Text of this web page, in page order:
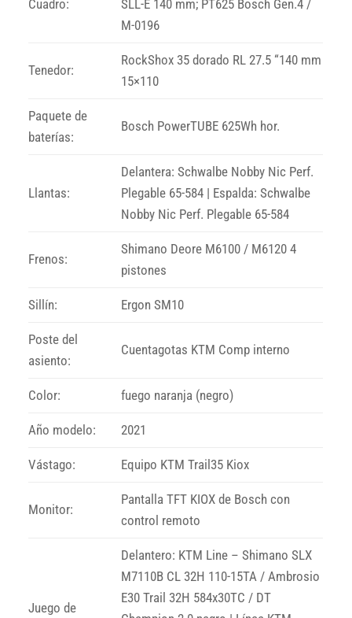
Cuadro:
SLL-E 140 mm; PT625 Bosch Gen.4 /
M-0196
Tenedor:
RockShox 35 dorado RL 27.5 “140 mm
15×110
Paquete de
baterías:
Bosch PowerTUBE 625Wh hor.
Llantas:
Delantera: Schwalbe Nobby Nic Perf.
Plegable 65-584 | Espalda: Schwalbe
Nobby Nic Perf. Plegable 65-584
Frenos:
Shimano Deore M6100 / M6120 4
pistones
Sillín: Ergon SM10
Poste del
asiento:
Cuentagotas KTM Comp interno
Color: fuego naranja (negro)
Año modelo: 2021
Vástago: Equipo KTM Trail35 Kiox
Monitor:
Pantalla TFT KIOX de Bosch con
control remoto
Juego de
Delantero: KTM Line – Shimano SLX
M7110B CL 32H 110-15TA / Ambrosio
E30 Trail 32H 584x30TC / DT